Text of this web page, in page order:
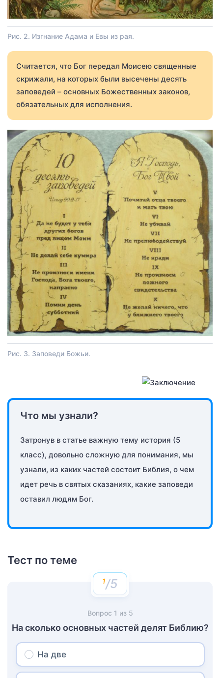
Рис. 2. Изгнание Адама и Евы из рая.
Считается, что Бог передал Моисею священные
скрижали, на которых были высечены десять
заповедей – основных Божественных законов,
обязательных для исполнения.
Рис. 3. Заповеди Божьи.
Что мы узнали?
Затронув в статье важную тему история (5
класс), довольно сложную для понимания, мы
узнали, из каких частей состоит Библия, о чем
идет речь в святых сказаниях, какие заповеди
оставил людям Бог.
Тест по теме
/5
Вопрос 1 из 5
На сколько основных частей делят Библию?
На две